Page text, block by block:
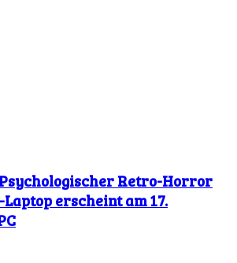
Retro-Horror
erscheint am 17.